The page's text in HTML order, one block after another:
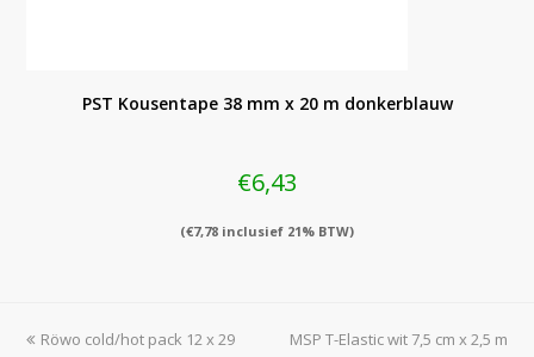
PST Kousentape 38 mm x 20 m donkerblauw
€6,43
(€7,78 inclusief 21% BTW)
previous
Röwo cold/hot pack 12 x 29
next
MSP T-Elastic wit 7,5 cm x 2,5 m